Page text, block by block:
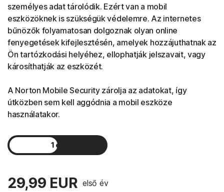
személyes adat tárolódik. Ezért van a mobil
eszközöknek is szükségük védelemre. Az internetes
bűnözők folyamatosan dolgoznak olyan online
fenyegetések kifejlesztésén, amelyek hozzájuthatnak az
Ön tartózkodási helyéhez, ellophatják jelszavait, vagy
károsíthatják az eszközét.
A Norton Mobile Security zárolja az adatokat, így
útközben sem kell aggódnia a mobil eszköze
használatakor.
1 év
29,99 EUR első év